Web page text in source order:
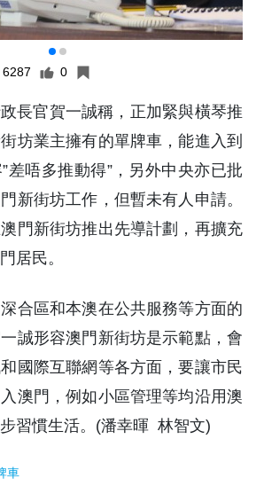
6287 0
長官賀一誠稱，正加緊與橫琴推
坊業主擁有的單牌車，能進入到
差唔多推動得”，另外中央亦已批
新街坊工作，但暫未有人申請。
門新街坊推出先導計劃，再擴充
居民。
合區和本澳在公共服務等方面的
誠形容澳門新街坊是示範點，會
國際互聯網等各方面，要讓市民
澳門，例如小區管理等均沿用澳
習慣生活。(潘幸暉 林智文)
車